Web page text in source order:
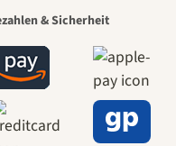
& Sicherheit